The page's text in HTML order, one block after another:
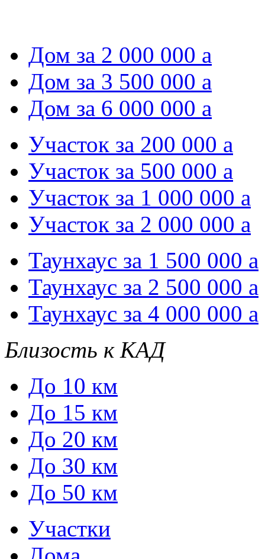
Дом за 2 000 000 a
Дом за 3 500 000 a
Дом за 6 000 000 a
Участок за 200 000 a
Участок за 500 000 a
Участок за 1 000 000 a
Участок за 2 000 000 a
Таунхаус за 1 500 000 a
Таунхаус за 2 500 000 a
Таунхаус за 4 000 000 a
Близость к КАД
До 10 км
До 15 км
До 20 км
До 30 км
До 50 км
Участки